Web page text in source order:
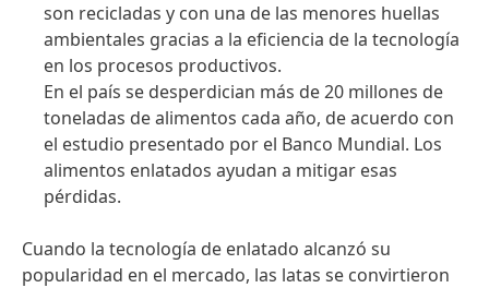
son recicladas y con una de las menores huellas
ambientales gracias a la eficiencia de la tecnología
en los procesos productivos.
En el país se desperdician más de 20 millones de
toneladas de alimentos cada año, de acuerdo con
el estudio presentado por el Banco Mundial. Los
alimentos enlatados ayudan a mitigar esas
pérdidas.
Cuando la tecnología de enlatado alcanzó su
popularidad en el mercado, las latas se convirtieron